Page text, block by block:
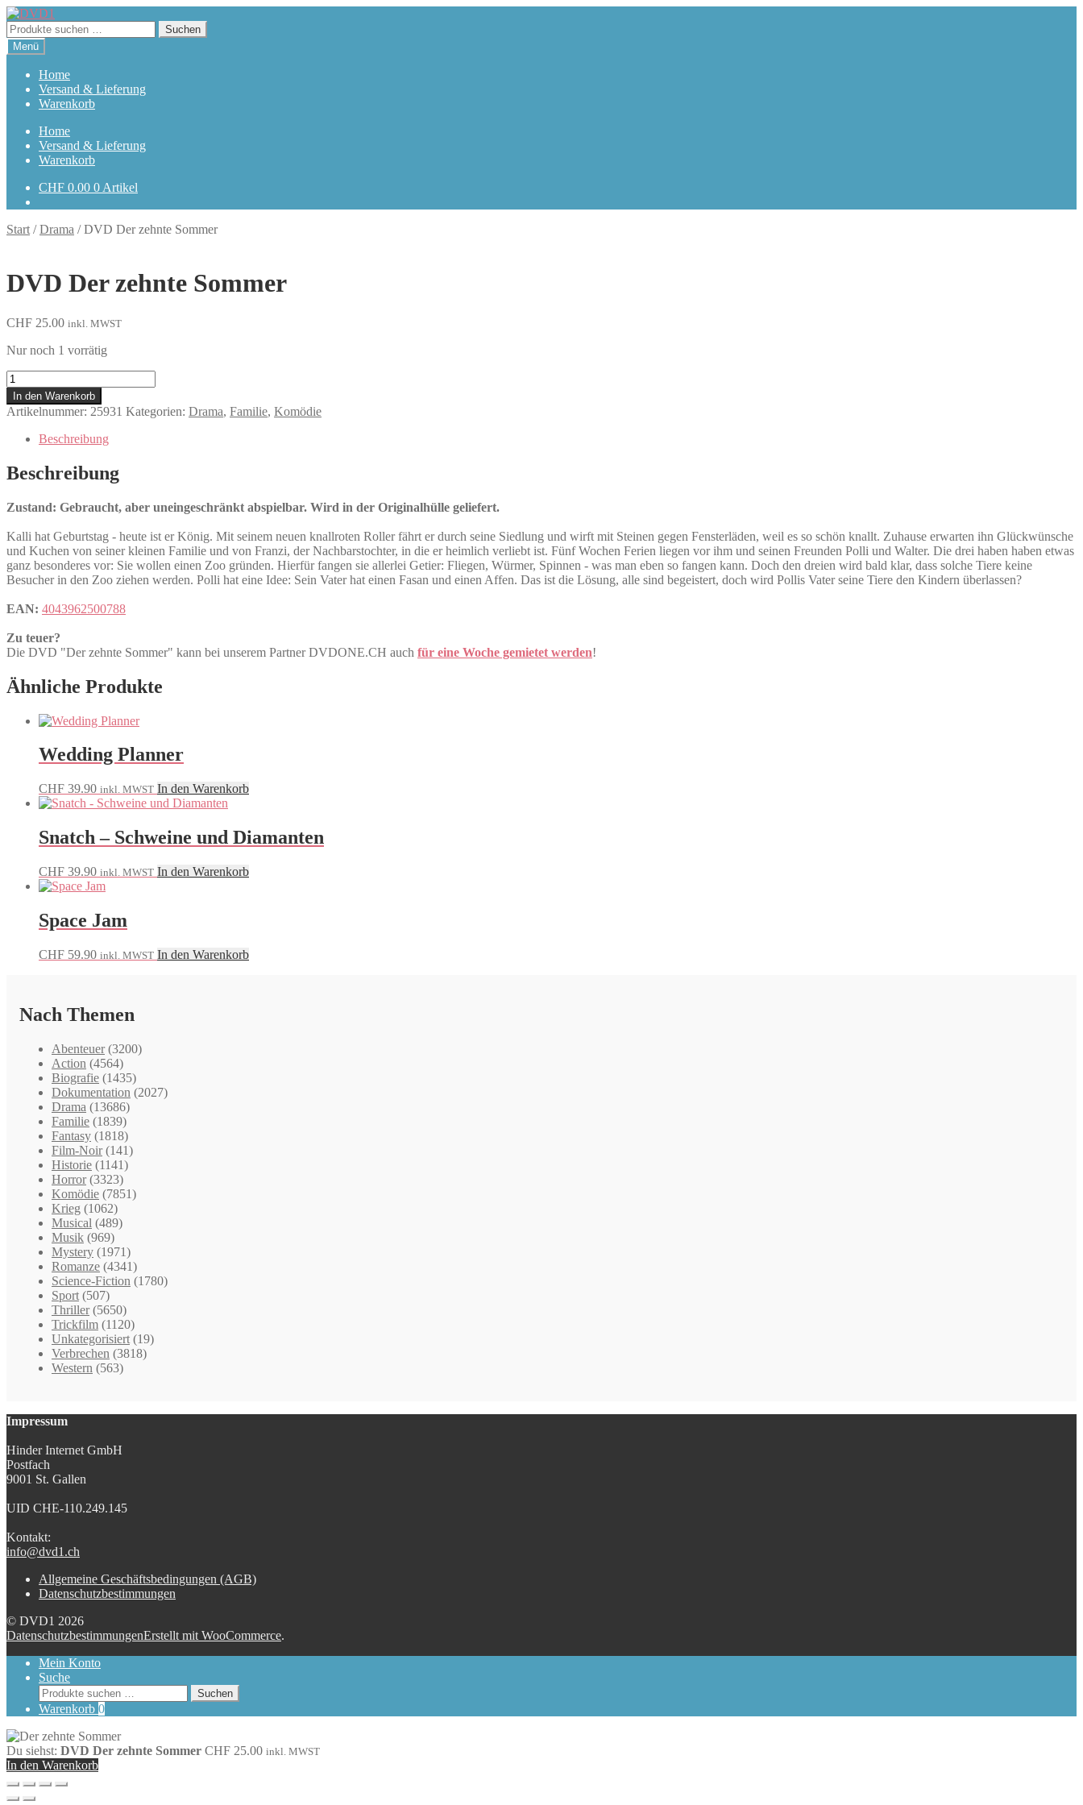
Zur
Navigation
springen
Zum
Inhalt
springen
Suchen
nach:
Suchen
Menü
Home
Versand & Lieferung
Warenkorb
Home
Versand & Lieferung
Warenkorb
CHF 0.00 0 Artikel
Start /Drama /DVD Der zehnte Sommer
DVD Der zehnte Sommer
CHF 25.00 inkl. MWST
Nur noch 1 vorrätig
Der
zehnte
Sommer
Menge
In den Warenkorb
Artikelnummer: 25931 Kategorien: Drama, Familie, Komödie
Beschreibung
Beschreibung
Zustand: Gebraucht, aber uneingeschränkt abspielbar. Wird in der Originalhülle geliefert.
Kalli hat Geburtstag - heute ist er König. Mit seinem neuen knallroten Roller fährt er durch seine Siedlung und wirft mit Steinen gegen Fensterläden, weil es so schön knallt. Zuhause erwarten ihn Glückwünsche
und Kuchen von seiner kleinen Familie und von Franzi, der Nachbarstochter, in die er heimlich verliebt ist. Fünf Wochen Ferien liegen vor ihm und seinen Freunden Polli und Walter. Die drei haben haben etwas
ganz besonderes vor: Sie wollen einen Zoo gründen. Hierfür fangen sie allerlei Getier: Fliegen, Würmer, Spinnen - was man eben so fangen kann. Doch den dreien wird bald klar, dass solche Tiere keine
Besucher in den Zoo ziehen werden. Polli hat eine Idee: Sein Vater hat einen Fasan und einen Affen. Das ist die Lösung, alle sind begeistert, doch wird Pollis Vater seine Tiere den Kindern überlassen?
EAN: 4043962500788
Zu teuer?
Die DVD "Der zehnte Sommer" kann bei unserem Partner DVDONE.CH auch für eine Woche gemietet werden!
Ähnliche Produkte
Wedding Planner
CHF 39.90 inkl. MWST In den Warenkorb
Snatch – Schweine und Diamanten
CHF 39.90 inkl. MWST In den Warenkorb
Space Jam
CHF 59.90 inkl. MWST In den Warenkorb
Nach Themen
Abenteuer (3200)
Action (4564)
Biografie (1435)
Dokumentation (2027)
Drama (13686)
Familie (1839)
Fantasy (1818)
Film-Noir (141)
Historie (1141)
Horror (3323)
Komödie (7851)
Krieg (1062)
Musical (489)
Musik (969)
Mystery (1971)
Romanze (4341)
Science-Fiction (1780)
Sport (507)
Thriller (5650)
Trickfilm (1120)
Unkategorisiert (19)
Verbrechen (3818)
Western (563)
Impressum
Hinder Internet GmbH
Postfach
9001 St. Gallen
UID CHE-110.249.145
Kontakt:
info@dvd1.ch
Allgemeine Geschäftsbedingungen (AGB)
Datenschutzbestimmungen
© DVD1 2026
DatenschutzbestimmungenErstellt mit WooCommerce.
Mein Konto
Suche
Suchen
nach:
Suchen
Warenkorb 0
Du siehst: DVD Der zehnte Sommer CHF 25.00 inkl. MWST
In den Warenkorb